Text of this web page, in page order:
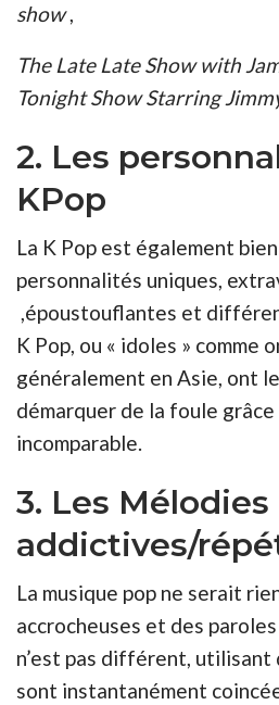
show,
The Late Late Show with
Tonight Show Starring
2. Les
KPop
La K Pop est également
personnalités uniques,
,époustouflantes et
K Pop, ou « idoles » comme
généralement en Asie, ont
démarquer de la foule
incomparable.
3. Les Mélodies
addictives/
La musique pop ne serait
accrocheuses et des
n’est pas différent, utilisant
sont instantanément